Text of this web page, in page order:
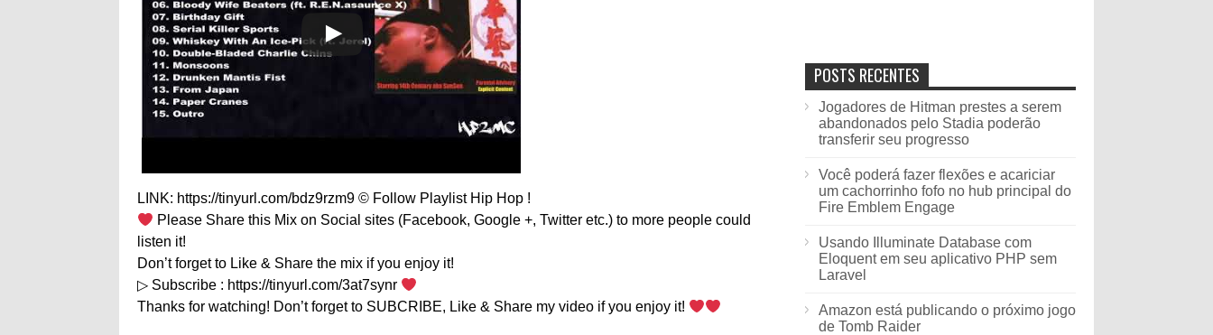
LINK: https://tinyurl.com/bdz9rzm9 © Follow Playlist Hip Hop !
Please Share this Mix on Social sites (Facebook, Google +, Twitter etc.) to more people could
listen it!
Don’t forget to Like & Share the mix if you enjoy it!
▷ Subscribe : https://tinyurl.com/3at7synr
Thanks for watching! Don’t forget to SUBCRIBE, Like & Share my video if you enjoy it!
POSTS RECENTES
Jogadores de Hitman prestes a serem
abandonados pelo Stadia poderão
transferir seu progresso
Você poderá fazer flexões e acariciar
um cachorrinho fofo no hub principal do
Fire Emblem Engage
Usando Illuminate Database com
Eloquent em seu aplicativo PHP sem
Laravel
Amazon está publicando o próximo jogo
de Tomb Raider